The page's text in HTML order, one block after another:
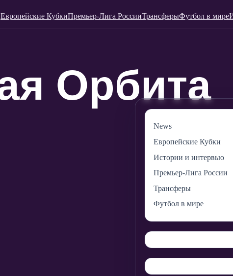
Европейские КубкиПремьер-Лига РоссииТрансферыФутбол в мире
News
Европейские Кубки
Истории и интервью
Премьер-Лига России
Трансферы
Футбол в мире